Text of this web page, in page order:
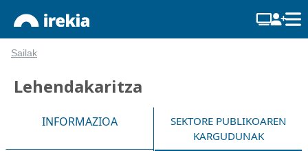
Sailak
Lehendakaritza
INFORMAZIOA
SEKTORE PUBLIKOAREN
KARGUDUNAK